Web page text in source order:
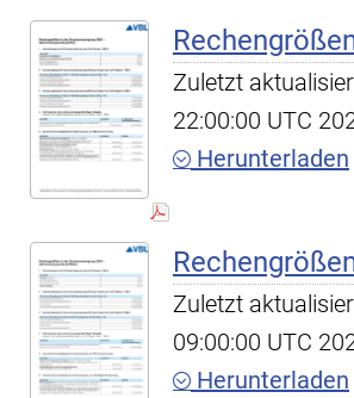
Zuletzt
22:00:00 UTC
Herunterladen
Zuletzt
09:00:00 UTC
Herunterladen